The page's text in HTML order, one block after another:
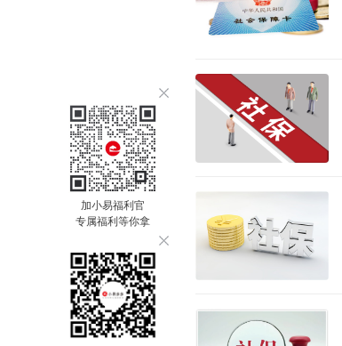
加小易福利官
专属福利等你拿